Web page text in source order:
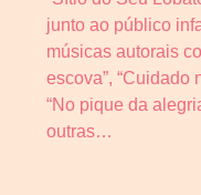
junto ao público
músicas autorais
escova”, “Cuidado
“No pique da
outras…